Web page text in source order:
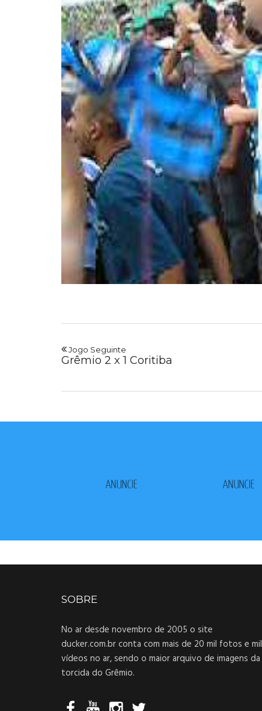
Jogo Seguinte
Grêmio 2 x 1 Coritiba
SOBRE
No ar desde novembro de 2005 o site
ducker.com.br conta com mais de 20 mil fotos e mil
vídeos no ar, sendo o maior arquivo de imagens da
torcida do Grêmio.